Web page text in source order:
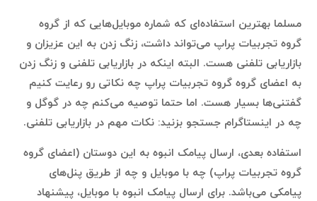
مسلما بهترین استفاده‌ای که شماره موبایل‌هایی که از گروه
گروه تجربیات پراپ می‌تواند داشت، زنگ زدن به این عزیزان و
بازاریابی تلفنی هست. البته اینکه در بازاریابی تلفنی و زنگ زدن
به اعضای گروه گروه تجربیات پراپ چه نکاتی رو رعایت کنیم
گفتنی‌ها بسیار هست. اما حتما توصیه می‌کنم چه در گوگل و
چه در اینستاگرام جستجو بزنید: نکات مهم در بازاریابی تلفنی.
استفاده بعدی، ارسال پیامک انبوه به این دوستان (اعضای گروه
گروه تجربیات پراپ) چه با موبایل و چه از طریق پنل‌های
پیامکی می‌باشد. برای ارسال پیامک انبوه با موبایل، پیشنهاد